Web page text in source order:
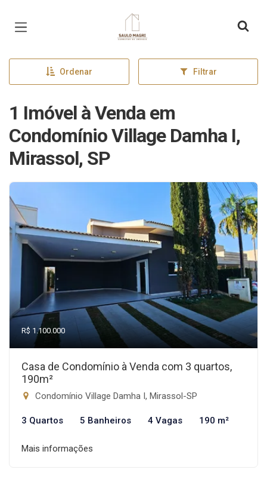
Página inicial
Ordenar Filtrar
1 Imóvel à Venda em
Condomínio Village Damha I,
Mirassol, SP
R$ 1.100.000
Casa de Condomínio à Venda com 3 quartos,
190m²
Condomínio Village Damha I, Mirassol-SP
3 Quartos 5 Banheiros 4 Vagas 190 m²
Mais informações